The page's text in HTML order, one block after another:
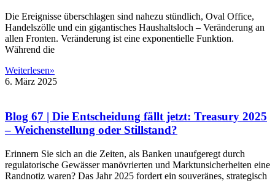
Die Ereignisse überschlagen sind nahezu stündlich, Oval Office,
Handelszölle und ein gigantisches Haushaltsloch – Veränderung an
allen Fronten. Veränderung ist eine exponentielle Funktion.
Während die
Weiterlesen»
6. März 2025
Blog 67 | Die Entscheidung fällt jetzt: Treasury 2025
– Weichenstellung oder Stillstand?
Erinnern Sie sich an die Zeiten, als Banken unaufgeregt durch
regulatorische Gewässer manövrierten und Marktunsicherheiten eine
Randnotiz waren? Das Jahr 2025 fordert ein souveränes, strategisch